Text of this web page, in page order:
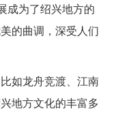
成为了绍兴地方的
的曲调，深受人们
如龙舟竞渡、江南
地方文化的丰富多